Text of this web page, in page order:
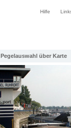
Hilfe
Pegelauswahl über Karte